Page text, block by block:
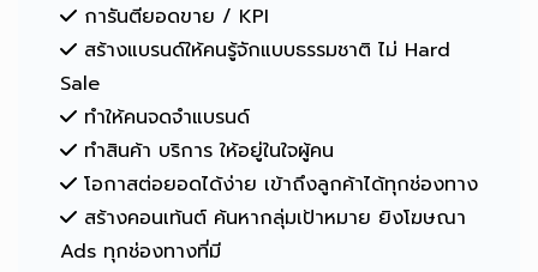
การันตียอดขาย / KPI
สร้างแบรนด์ให้คนรู้จักแบบธรรมชาติ ไม่ Hard
Sale
ทำให้คนจดจำแบรนด์
ทำสินค้า บริการ ให้อยู่ในใจผู้คน
โอกาสต่อยอดได้ง่าย เข้าถึงลูกค้าได้ทุกช่องทาง
สร้างคอนเท้นต์ ค้นหากลุ่มเป้าหมาย ยิงโฆษณา
Ads ทุกช่องทางที่มี